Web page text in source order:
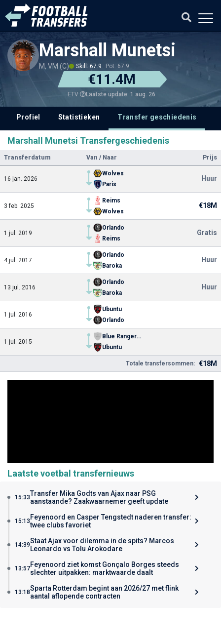
Marshall Munetsi
M, VM (C) Skill: 67.9 Pot: 67.9
€11.4M
ETV Laatste update: 1 aug. 26
Profiel Statistieken Transfer geschiedenis
Marshall Munetsi Transfergeschiedenis
Transferdatum Van / Naar Prijs
16 jan. 2026
Wolves
Paris
Huur
3 feb. 2025
Reims
Wolves
€18M
1 jul. 2019
Orlando
Reims
Gratis
4 jul. 2017
Orlando
Baroka
Huur
13 jul. 2016
Orlando
Baroka
Huur
1 jul. 2016
Ubuntu
Orlando
1 jul. 2015
Blue Rangers FC
Ubuntu
Totale transfersommen: €18M
Laatste voetbal transfernieuws
15:33Transfer Mika Godts van Ajax naar PSG
aanstaande? Zaakwaarnemer geeft update
15:13 Feyenoord en Casper Tengstedt naderen transfer:
twee clubs favoriet
14:39Staat Ajax voor dilemma in de spits? Marcos
Leonardo vs Tolu Arokodare
13:57Feyenoord ziet komst Gonçalo Borges steeds
slechter uitpakken: marktwaarde daalt
13:18Sparta Rotterdam begint aan 2026/27 met flink
aantal aflopende contracten